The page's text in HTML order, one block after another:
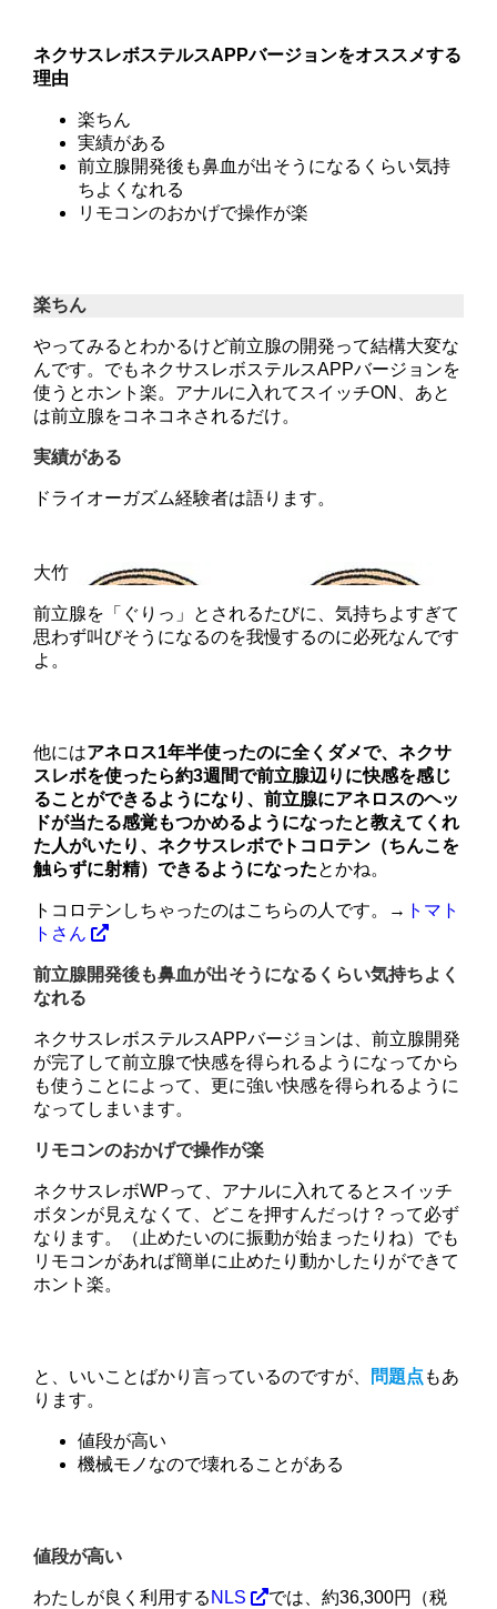
ネクサスレボステルスAPPバージョンをオススメする
理由
楽ちん
実績がある
前立腺開発後も鼻血が出そうになるくらい気持
ちよくなれる
リモコンのおかげで操作が楽
楽ちん
やってみるとわかるけど前立腺の開発って結構大変な
んです。でもネクサスレボステルスAPPバージョンを
使うとホント楽。アナルに入れてスイッチON、あと
は前立腺をコネコネされるだけ。
実績がある
ドライオーガズム経験者は語ります。
前立腺を「ぐりっ」とされるたびに、気持ちよすぎて
思わず叫びそうになるのを我慢するのに必死なんです
よ。
他にはアネロス1年半使ったのに全くダメで、ネクサ
スレボを使ったら約3週間で前立腺辺りに快感を感じ
ることができるようになり、前立腺にアネロスのヘッ
ドが当たる感覚もつかめるようになったと教えてくれ
た人がいたり、ネクサスレボでトコロテン（ちんこを
触らずに射精）できるようになったとかね。
トコロテンしちゃったのはこちらの人です。→ トマト
トさん
前立腺開発後も鼻血が出そうになるくらい気持ちよく
なれる
ネクサスレボステルスAPPバージョンは、前立腺開発
が完了して前立腺で快感を得られるようになってから
も使うことによって、更に強い快感を得られるように
なってしまいます。
リモコンのおかげで操作が楽
ネクサスレボWPって、アナルに入れてるとスイッチ
ボタンが見えなくて、どこを押すんだっけ？って必ず
なります。（止めたいのに振動が始まったりね）でも
リモコンがあれば簡単に止めたり動かしたりができて
ホント楽。
と、いいことばかり言っているのですが、 問題点 もあ
ります。
値段が高い
機械モノなので壊れることがある
値段が高い
わたしが良く利用する NLS
では、約36,300円（税